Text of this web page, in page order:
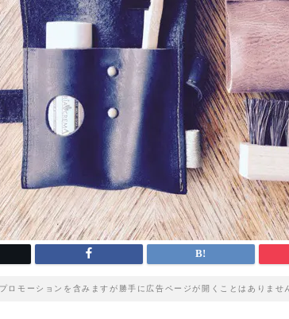
ロモーションを含みますが勝手に広告ページが開くことはありま